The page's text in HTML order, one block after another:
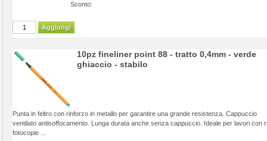
Sconto:
Aggiungi
10pz fineliner point 88 - tratto 0,4mm - verde
ghiaccio - stabilo
Punta in feltro con rinforzo in metallo per garantire una grande resistenza. Cappuccio
ventilato antisoffocamento. Lunga durata anche senza cappuccio. Ideale per lavori con
fotocopie ...